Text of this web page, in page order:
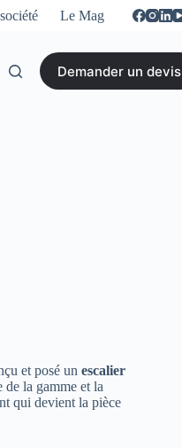
Le Mag
Demander un devis
et posé un escalier
la gamme et la
qui devient la pièce